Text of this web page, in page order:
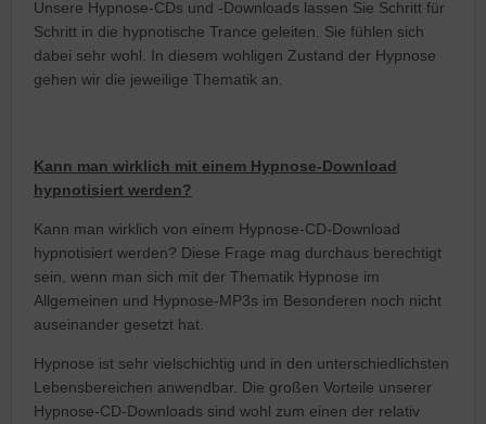
Unsere Hypnose-CDs und -Downloads lassen Sie Schritt für
Schritt in die hypnotische Trance geleiten. Sie fühlen sich
dabei sehr wohl. In diesem wohligen Zustand der Hypnose
gehen wir die jeweilige Thematik an.
Kann man wirklich mit einem Hypnose-Download
hypnotisiert werden?
Kann man wirklich von einem Hypnose-CD-Download
hypnotisiert werden? Diese Frage mag durchaus berechtigt
sein, wenn man sich mit der Thematik Hypnose im
Allgemeinen und Hypnose-MP3s im Besonderen noch nicht
auseinander gesetzt hat.
Hypnose ist sehr vielschichtig und in den unterschiedlichsten
Lebensbereichen anwendbar. Die großen Vorteile unserer
Hypnose-CD-Downloads sind wohl zum einen der relativ